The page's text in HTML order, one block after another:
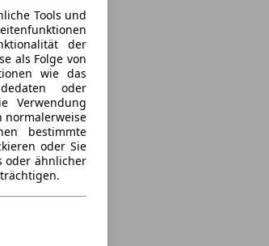
Tools und
der
als Folge von
wie das
oder
Verwendung
normalerweise
bestimmte
oder Sie
oder ähnlicher